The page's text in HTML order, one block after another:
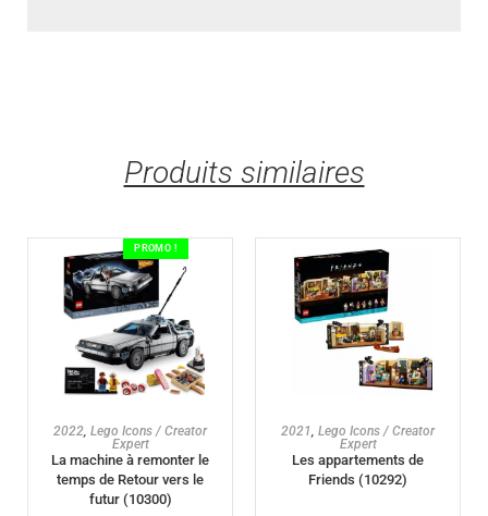
Produits similaires
PROMO !
AJOUTER AU PANIER
2022, Lego Icons / Creator
Expert
La machine à remonter le
temps de Retour vers le
futur (10300)
AJOUTER AU PANIER
2021, Lego Icons / Creator
Expert
Les appartements de
Friends (10292)